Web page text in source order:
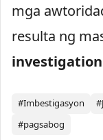
mga
resulta ng
investigation
#Imbestigasyon
#pagsabog